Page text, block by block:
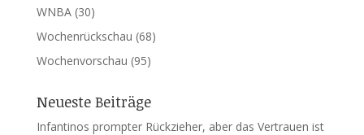
WNBA(30)
Wochenrückschau (68)
Wochenvorschau (95)
Neueste Beiträge
Infantinos prompter Rückzieher, aber das Vertrauen ist